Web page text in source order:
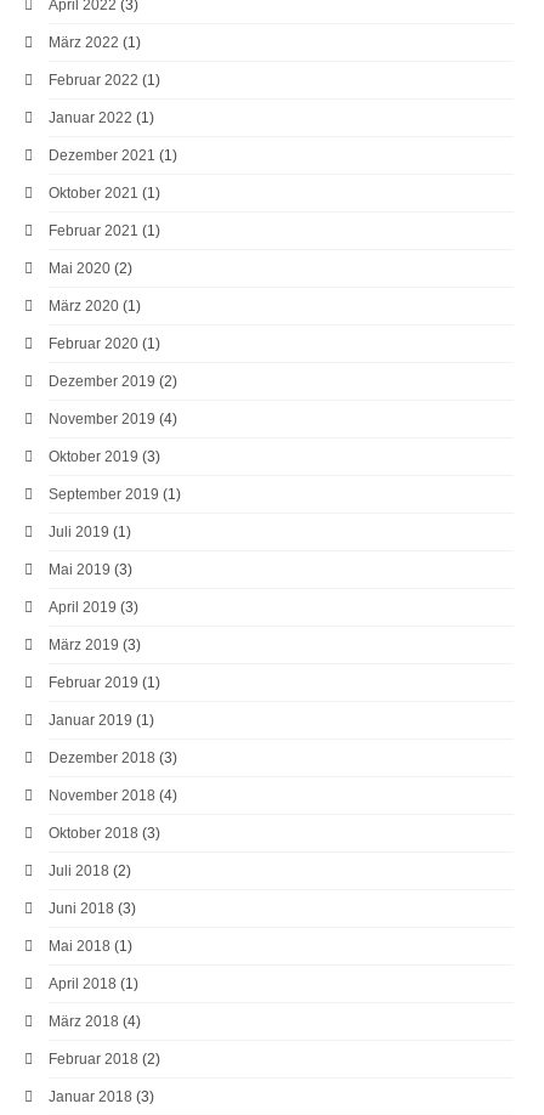
April 2022 (3)
März 2022 (1)
Februar 2022 (1)
Januar 2022 (1)
Dezember 2021 (1)
Oktober 2021 (1)
Februar 2021 (1)
Mai 2020 (2)
März 2020 (1)
Februar 2020 (1)
Dezember 2019 (2)
November 2019 (4)
Oktober 2019 (3)
September 2019 (1)
Juli 2019 (1)
Mai 2019 (3)
April 2019 (3)
März 2019 (3)
Februar 2019 (1)
Januar 2019 (1)
Dezember 2018 (3)
November 2018 (4)
Oktober 2018 (3)
Juli 2018 (2)
Juni 2018 (3)
Mai 2018 (1)
April 2018 (1)
März 2018 (4)
Februar 2018 (2)
Januar 2018 (3)